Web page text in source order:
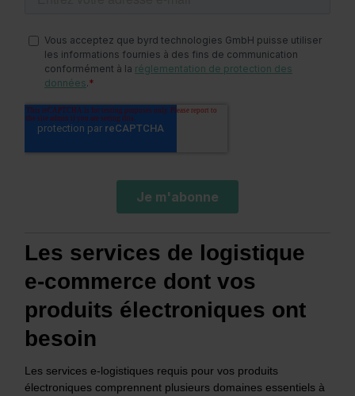
Les services de logistique
e-commerce dont vos
produits électroniques ont
besoin
Les services e-logistiques requis pour vos produits
électroniques comprennent plusieurs domaines essentiels à